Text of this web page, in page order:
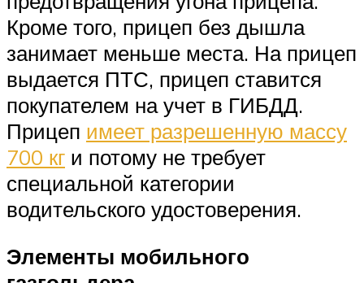
Кроме того, прицеп без дышла
занимает меньше места. На прицеп
выдается ПТС, прицеп ставится
покупателем на учет в ГИБДД.
Прицеп имеет разрешенную массу
700 кг и потому не требует
специальной категории
водительского удостоверения.
Элементы мобильного